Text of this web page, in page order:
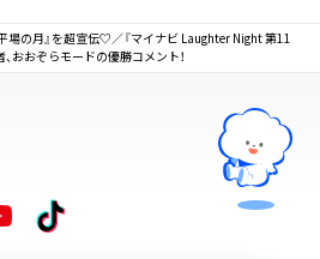
場の月』を超宣伝♡／『マイナビ Laughter Night 第11
おおぞらモードの優勝コメント！